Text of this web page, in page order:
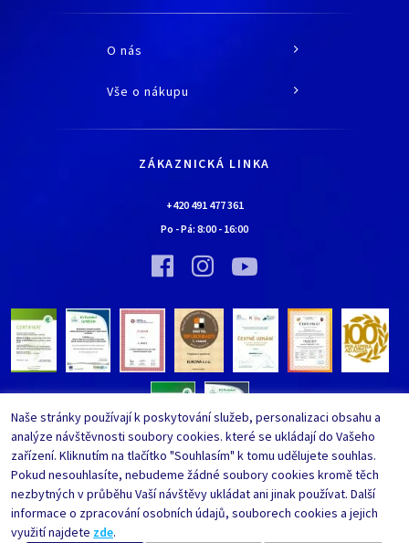
O nás
O společnosti
Kontaktní údaje
Bylo nebylo…
Vinný sklípek EURONA by Cerny
Bylo nebylo…
Vše o nákupu
Jak nakupovat
Nejčastěji kladené dotazy
Upravit nastavení ochrany
Whistleblowing
ZÁKAZNICKÁ LINKA
+420 491 477 361
Po - Pá: 8:00 - 16:00
Naše stránky používají k poskytování služeb, personalizaci obsahu a
analýze návštěvnosti soubory cookies. které se ukládají do Vašeho
zařízení. Kliknutím na tlačítko "Souhlasím" k tomu udělujete souhlas.
Pokud nesouhlasíte, nebudeme žádné soubory cookies kromě těch
nezbytných v průběhu Vaší návštěvy ukládat ani jinak používat. Další
informace o zpracování osobních údajů, souborech cookies a jejich
využití najdete zde.